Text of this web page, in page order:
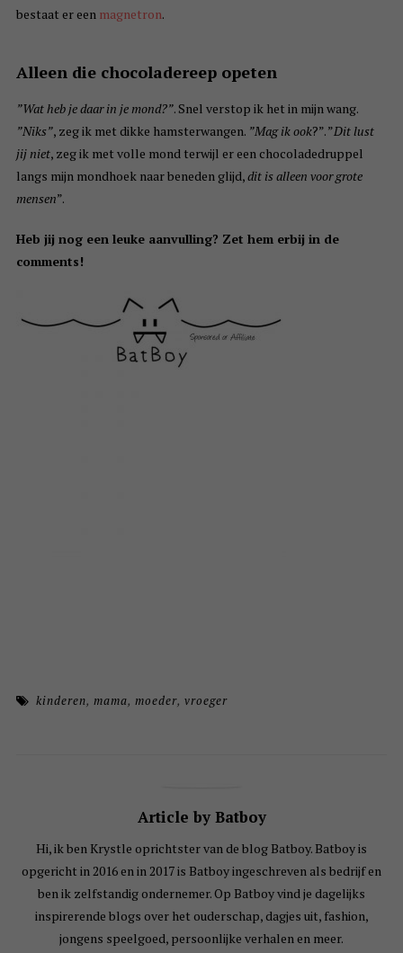
bestaat er een magnetron.
Alleen die chocoladereep opeten
”Wat heb je daar in je mond?”. Snel verstop ik het in mijn wang.
”Niks”, zeg ik met dikke hamsterwangen. ”Mag ik ook?”. ”Dit lust
jij niet, zeg ik met volle mond terwijl er een chocoladedruppel
langs mijn mondhoek naar beneden glijd,dit is alleen voor grote
mensen”.
Heb jij nog een leuke aanvulling? Zet hem erbij in de
comments!
kinderen,mama,moeder,vroeger
Article by Batboy
Hi, ik ben Krystle oprichtster van de blog Batboy. Batboy is
opgericht in 2016 en in 2017 is Batboy ingeschreven als bedrijf en
ben ik zelfstandig ondernemer. Op Batboy vind je dagelijks
inspirerende blogs over het ouderschap, dagjes uit, fashion,
jongens speelgoed, persoonlijke verhalen en meer.